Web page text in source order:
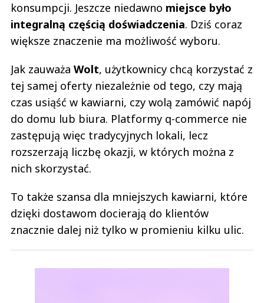
konsumpcji. Jeszcze niedawno miejsce było
integralną częścią doświadczenia. Dziś coraz
większe znaczenie ma możliwość wyboru.
Jak zauważa Wolt, użytkownicy chcą korzystać z
tej samej oferty niezależnie od tego, czy mają
czas usiąść w kawiarni, czy wolą zamówić napój
do domu lub biura. Platformy q-commerce nie
zastępują więc tradycyjnych lokali, lecz
rozszerzają liczbę okazji, w których można z
nich skorzystać.
To także szansa dla mniejszych kawiarni, które
dzięki dostawom docierają do klientów
znacznie dalej niż tylko w promieniu kilku ulic.